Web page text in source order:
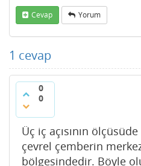
Cevap Yorum
1 cevap
0
0
Üç iç açısının
çevrel çemberin
bölgesindedir. Böyle